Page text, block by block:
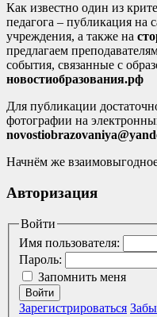
Как известно один из
педагога – публикация на
учреждения, а также на
предлагаем
события, связанные с
новостиобразования.рф
Для публикации
фотографии на
Начнём же
Авторизация
Войти
Имя пользователя:
Пароль:
Запомнить меня
Войти
Зарегистрироваться